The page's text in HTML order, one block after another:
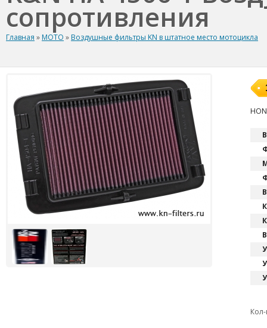
сопротивления
Главная » МОТО » Воздушные фильтры KN в штатное место мотоцикла